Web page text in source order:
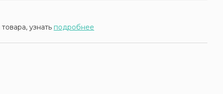
узнать подробнее